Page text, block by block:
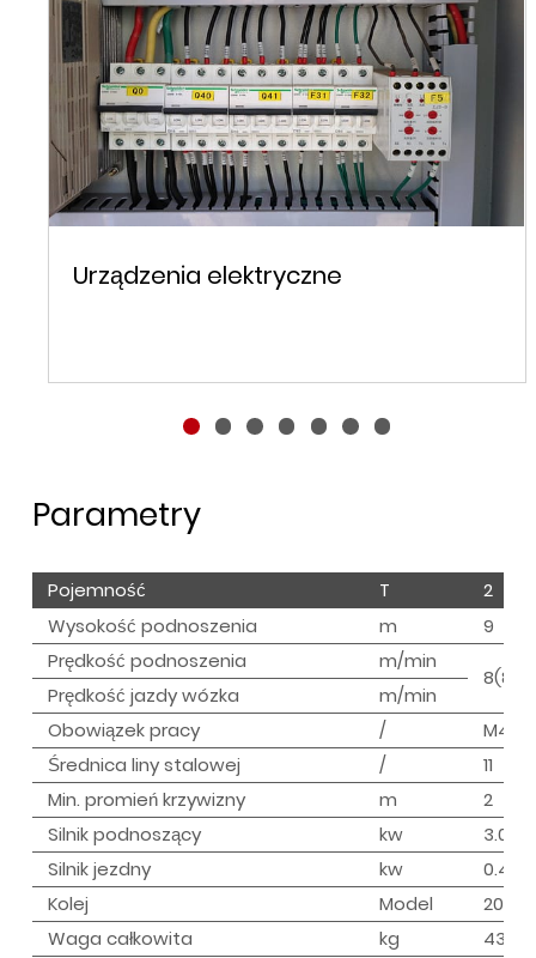
Urządzenia elektryczne
Parametry
Pojemność T
2
Wysokość podnoszenia
m
9
Prędkość podnoszenia
m/min
8(8/2)
Prędkość jazdy wózka
m/min
Obowiązek pracy
/
M4
Średnica liny stalowej
/
11
Min. promień krzywizny
m
2
Silnik podnoszący
kw
Silnik jezdny
kw
0.4
Kolej
Model
20a-
Waga całkowita
kg
439